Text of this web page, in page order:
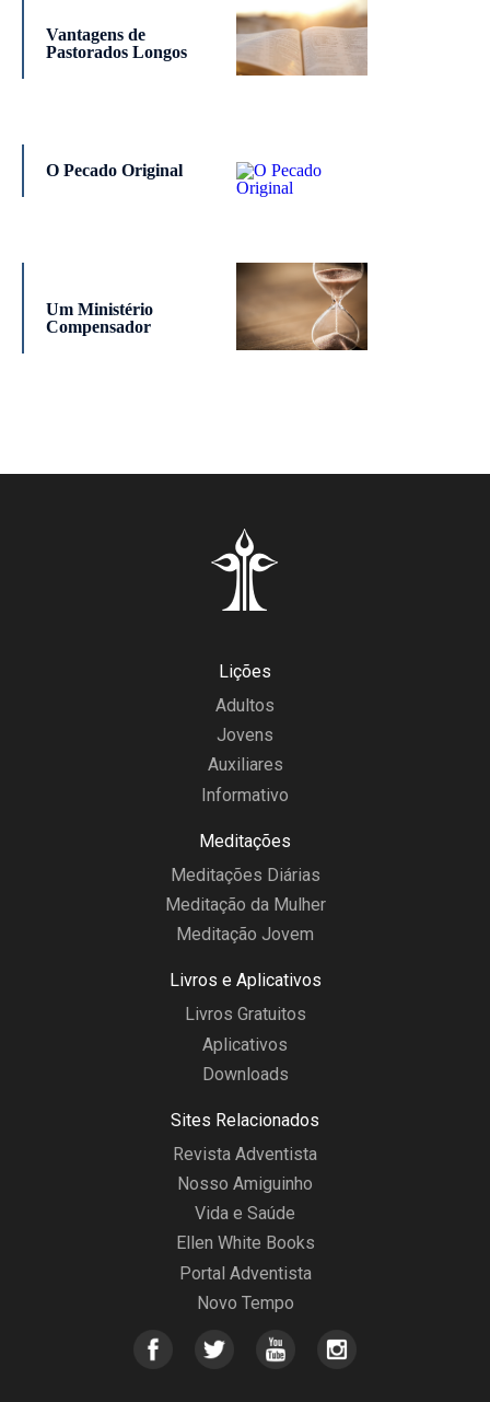
Vantagens de
Pastorados Longos
O Pecado Original
Um Ministério
Compensador
Lições
Adultos
Jovens
Auxiliares
Informativo
Meditações
Meditações Diárias
Meditação da Mulher
Meditação Jovem
Livros e Aplicativos
Livros Gratuitos
Aplicativos
Downloads
Sites Relacionados
Revista Adventista
Nosso Amiguinho
Vida e Saúde
Ellen White Books
Portal Adventista
Novo Tempo